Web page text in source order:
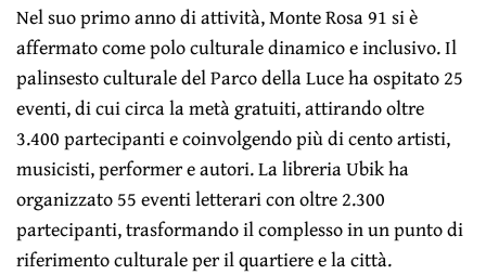
Nel suo primo anno di attività, Monte Rosa 91 si è
affermato come polo culturale dinamico e inclusivo. Il
palinsesto culturale del Parco della Luce ha ospitato 25
eventi, di cui circa la metà gratuiti, attirando oltre
3.400 partecipanti e coinvolgendo più di cento artisti,
musicisti, performer e autori. La libreria Ubik ha
organizzato 55 eventi letterari con oltre 2.300
partecipanti, trasformando il complesso in un punto di
riferimento culturale per il quartiere e la città.